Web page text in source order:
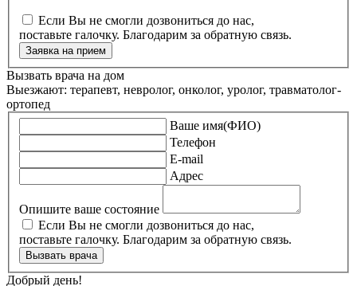
Если Вы не смогли дозвониться до нас,
поставьте галочку. Благодарим за обратную связь.
Заявка на прием
Вызвать врача на дом
Выезжают: терапевт, невролог, онколог, уролог, травматолог-
ортопед
Ваше имя(ФИО)
Телефон
E-mail
Адрес
Опишите ваше состояние
Если Вы не смогли дозвониться до нас,
поставьте галочку. Благодарим за обратную связь.
Вызвать врача
Добрый день!